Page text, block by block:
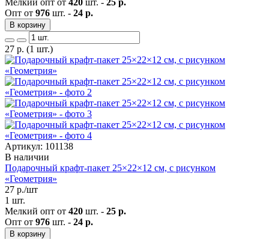
Опт от 976 шт. - 24 р.
В корзину
27 р. (1 шт.)
Артикул: 101138
В наличии
Подарочный крафт-пакет 25×22×12 см, с рисунком
«Геометрия»
27 р./шт
1 шт.
Мелкий опт от 420 шт. - 25 р.
Опт от 976 шт. - 24 р.
В корзину